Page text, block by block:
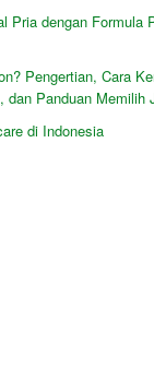
Pria dengan Formula
Pengertian, Cara
dan Panduan Memilih
di Indonesia